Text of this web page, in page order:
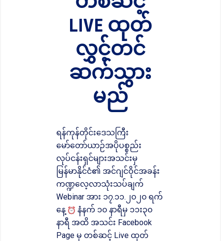
LIVE ထုတ်
လွှင့်တင်
ဆက်သွား
မည်
ရန်ကုန်တိုင်းဒေသကြီး
မော်တော်ယာဉ်အပိုပစ္စည်း
လုပ်ငန်းရှင်များအသင်းမှ
မြန်မာနိုင်ငံ၏ အင်ဂျင်ဝိုင်အခန်း
ကဏ္ဍလေ့လာသုံးသပ်ချက်
Webinar အား ၁၇.၁၁.၂၀၂၀ ရက်
နေ့
နံနက် ၁၀ နာရီမှ ၁၁း၃၀
နာရီ အထိ အသင်း Facebook
Page မှ တစ်ဆင့် Live ထုတ်